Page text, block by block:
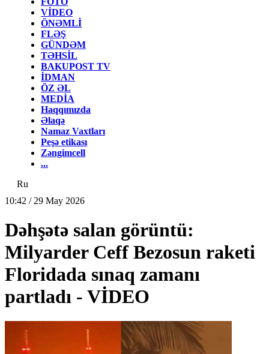
VİDEO
ÖNƏMLİ
FLƏŞ
GÜNDƏM
TƏHSİL
BAKUPOST TV
İDMAN
ÖZ ƏL
MEDİA
Haqqımızda
Əlaqə
Namaz Vaxtları
Peşə etikası
Zəngimcell
...
Ru
10:42 / 29 May 2026
Dəhşətə salan görüntü:
Milyarder Ceff Bezosun raketi
Floridada sınaq zamanı
partladı - VİDEO